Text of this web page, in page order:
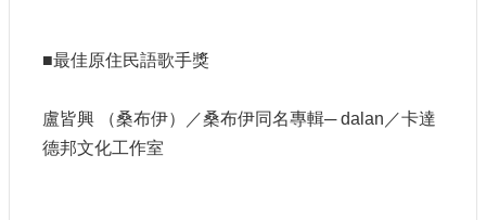
■最佳原住民語歌手獎
盧皆興 （桑布伊）／桑布伊同名專輯─ dalan／卡達
德邦文化工作室